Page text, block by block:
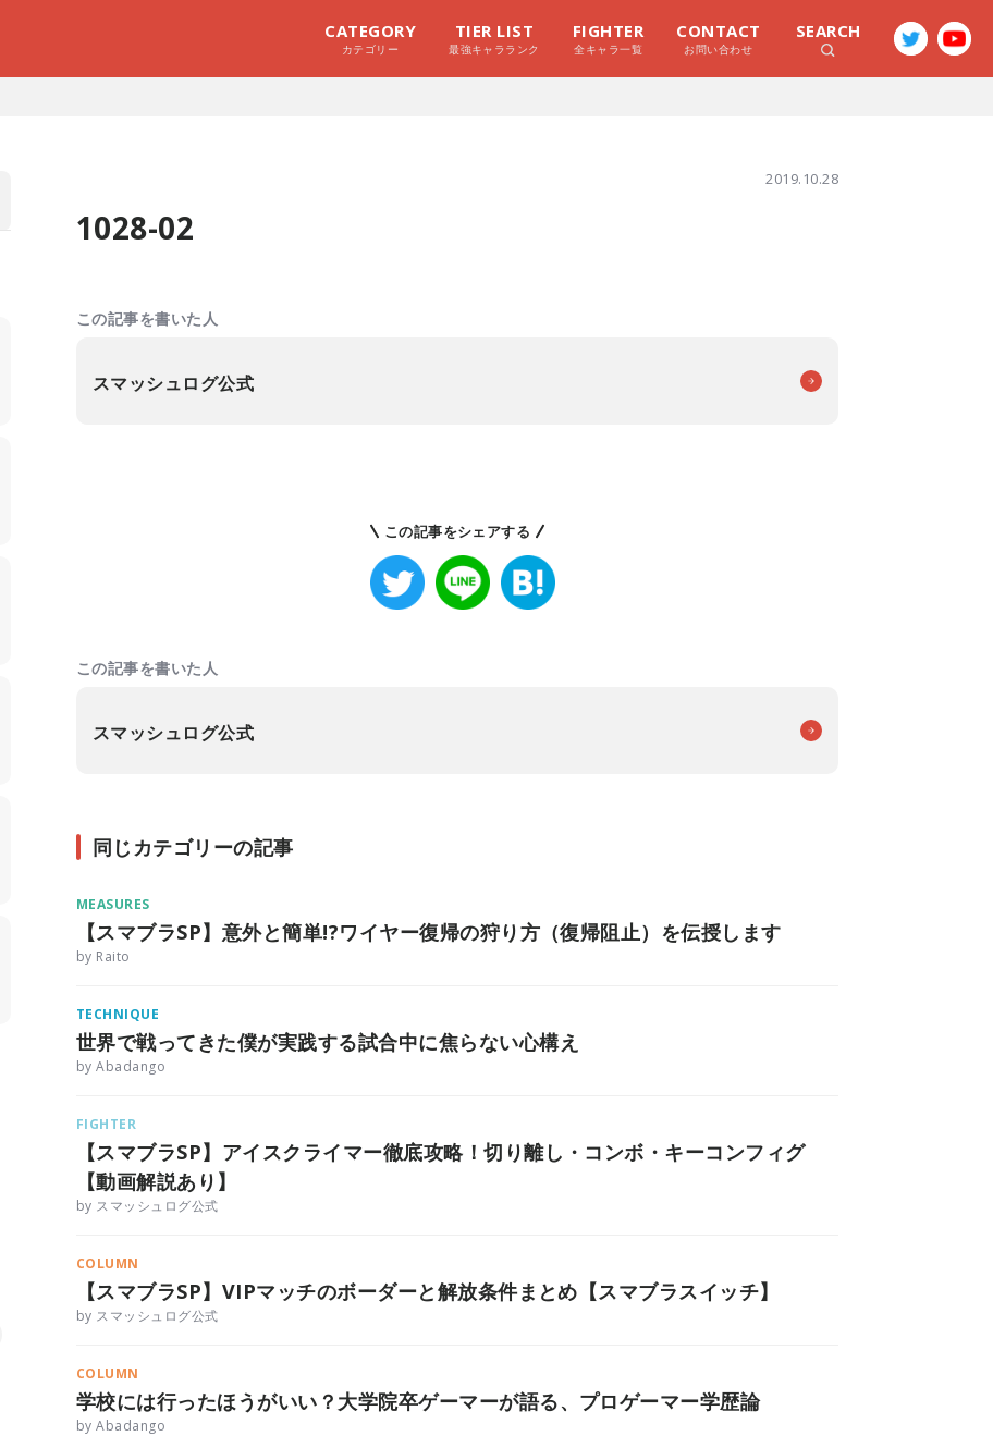
CATEGORY
カテゴリー
TIER LIST
最強キャラランク
FIGHTER
全キャラ一覧
CONTACT
お問い合わせ
SEARCH
2019.10.28
1028-02
この記事を書いた人
スマッシュログ公式
この記事をシェアする
この記事を書いた人
スマッシュログ公式
同じカテゴリーの記事
MEASURES
【スマブラSP】意外と簡単!?ワイヤー復帰の狩り方（復帰阻止）を伝授します
by Raito
TECHNIQUE
世界で戦ってきた僕が実践する試合中に焦らない心構え
by Abadango
FIGHTER
【スマブラSP】アイスクライマー徹底攻略！切り離し・コンボ・キーコンフィグ
【動画解説あり】
by スマッシュログ公式
COLUMN
【スマブラSP】VIPマッチのボーダーと解放条件まとめ【スマブラスイッチ】
by スマッシュログ公式
COLUMN
学校には行ったほうがいい？大学院卒ゲーマーが語る、プロゲーマー学歴論
by Abadango